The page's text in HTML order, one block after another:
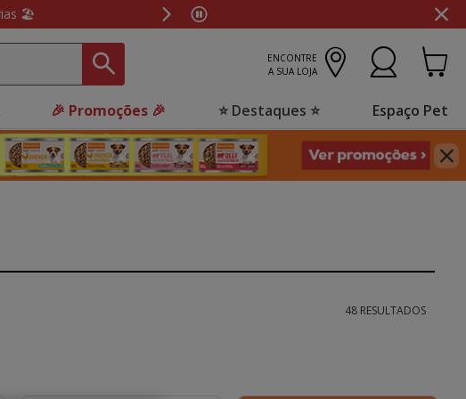
em mais lojas!
ENCONTRE
A SUA LOJA
🎉 Promoções 🎉 ⭐ Destaques ⭐ Espaço Pet
48 RESULTADOS